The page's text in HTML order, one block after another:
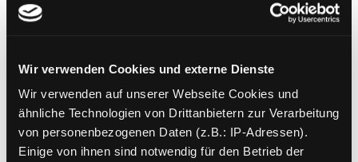
Wir verwenden Cookies und externe Dienste
Wir verwenden auf unserer Webseite Cookies und
ähnliche Technologien von Drittanbietern zur Verarbeitung
von personenbezogenen Daten (z.B.: IP-Adressen).
Einige von ihnen sind notwendig für den Betrieb der
Hamburg, Gruner und Jahr
Exemplar-Details von GEO Epoche; 2024/04
GEO Epoche; 2024/04
das Magazin für Geschichte ; Mexiko
- von den Azteken bis zum